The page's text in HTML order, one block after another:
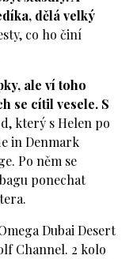
dělá velký
co ho činí
ale ví toho
se cítil vesele. S
který s Helen po
in Denmark
Po něm se
ponechat
Dubai Desert
Channel. 2 kolo